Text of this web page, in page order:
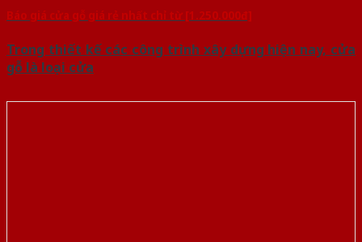
Báo giá cửa gỗ giá rẻ nhất chỉ từ [1.250.000đ]
Trong thiết kế các công trình xây dựng hiện nay, cửa
gỗ là loại cửa